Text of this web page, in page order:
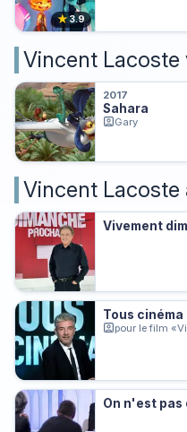
★3.9
Vincent
2017
Sahara
Gary
Vincent Lacoste
Vivement
Tous cinéma
pour le film
On n'est pas